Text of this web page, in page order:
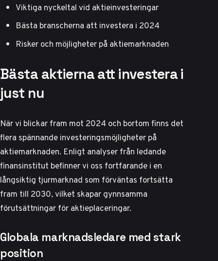
Viktiga nyckeltal vid aktieinvesteringar
Bästa branscherna att investera i 2024
Risker och möjligheter på aktiemarknaden
Bästa aktierna att investera i
just nu
När vi blickar fram mot 2024 och bortom finns det
flera spännande investeringsmöjligheter på
aktiemarknaden. Enligt analyser från ledande
finansinstitut befinner vi oss fortfarande i en
långsiktig tjurmarknad som förväntas fortsätta
fram till 2030, vilket skapar gynnsamma
förutsättningar för aktieplaceringar.
Globala marknadsledare med stark
position